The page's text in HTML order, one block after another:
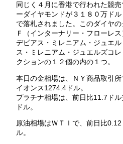
同じく４月に香港で行われた競
ーダイヤモンドが３１８０万ドル
で落札されました。このダイヤ
Ｆ（インターナリー・フローレス
デビアス・ミレニアム・ジュエ
ス・ミレニアム・ジュエルズコレ
クションの１２個の内の１つ。
本日の金相場は、ＮＹ商品取引
イオンス1274.4ドル。
プラチナ相場は、前日比11.7ド
ドル。
原油相場はＷＴＩで、前日比
ル。